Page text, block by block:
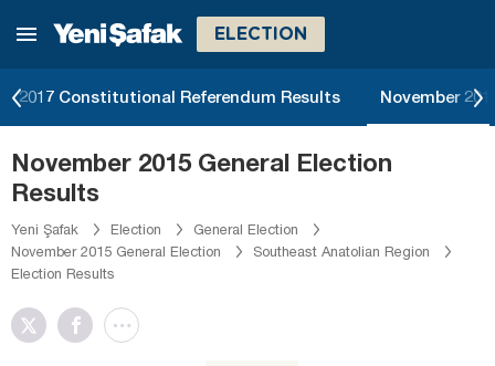
ELECTION
2017 Constitutional Referendum Results November
November 2015 General Election
Results
Yeni Şafak Election
General Election
November 2015 General Election
Southeast Anatolian Region
Election Results